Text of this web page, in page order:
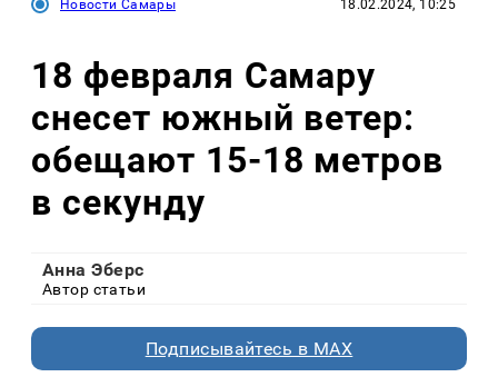
Новости Самары 18.02.2024, 10:25
18 февраля Самару
снесет южный ветер:
обещают 15-18 метров
в секунду
Анна Эберс
Автор статьи
Подписывайтесь в MAX